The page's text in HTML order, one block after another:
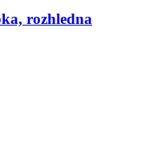
rozhledna